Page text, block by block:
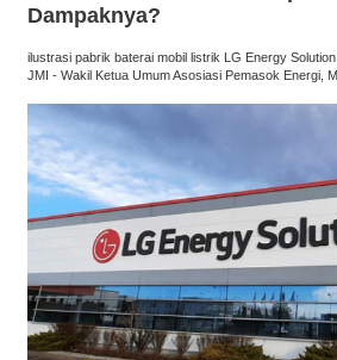
Dampaknya?
ilustrasi pabrik baterai mobil listrik LG Energy
JMI - Wakil Ketua Umum Asosiasi Pemasok Energi,